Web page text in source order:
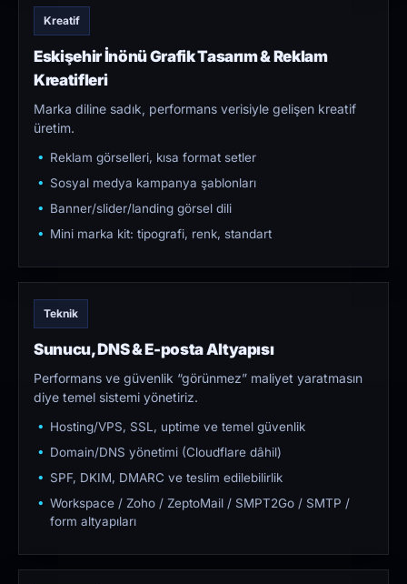
Kreatif
Eskişehir İnönü Grafik Tasarım & Reklam
Kreatifleri
Marka diline sadık, performans verisiyle gelişen kreatif
üretim.
Reklam görselleri, kısa format setler
Sosyal medya kampanya şablonları
Banner/slider/landing görsel dili
Mini marka kit: tipografi, renk, standart
Teknik
Sunucu, DNS & E-posta Altyapısı
Performans ve güvenlik “görünmez” maliyet yaratmasın
diye temel sistemi yönetiriz.
Hosting/VPS, SSL, uptime ve temel güvenlik
Domain/DNS yönetimi (Cloudflare dâhil)
SPF, DKIM, DMARC ve teslim edilebilirlik
Workspace / Zoho / ZeptoMail / SMPT2Go / SMTP /
form altyapıları